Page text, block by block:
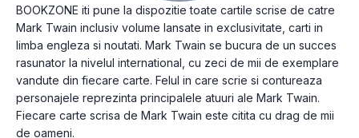
BOOKZONE iti pune la dispozitie toate cartile scrise de catre
Mark Twain inclusiv volume lansate in exclusivitate, carti in
limba engleza si noutati. Mark Twain se bucura de un succes
rasunator la nivelul international, cu zeci de mii de exemplare
vandute din fiecare carte. Felul in care scrie si contureaza
personajele reprezinta principalele atuuri ale Mark Twain.
Fiecare carte scrisa de Mark Twain este citita cu drag de mii
de oameni.